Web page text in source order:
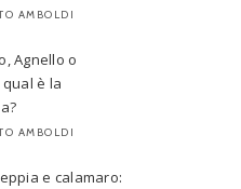
AMBOLDI
Agnello o
è la
AMBOLDI
e calamaro: